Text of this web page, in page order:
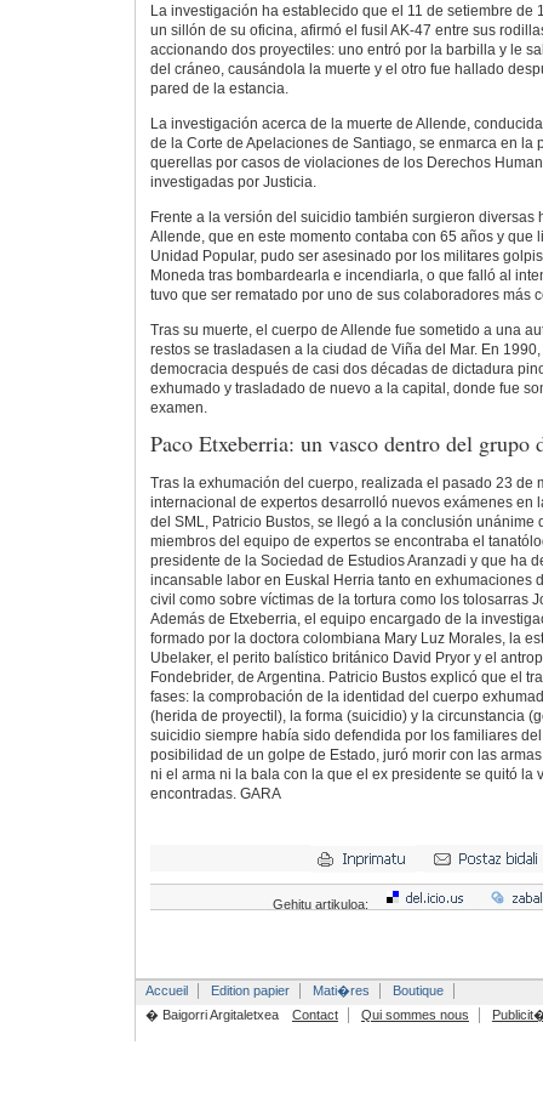
La investigación ha establecido que el 11 de setiembre de
un sillón de su oficina, afirmó el fusil AK-47 entre sus
accionando dos proyectiles: uno entró por la barbilla y le
del cráneo, causándola la muerte y el otro fue hallado
pared de la estancia.
La investigación acerca de la muerte de Allende,
de la Corte de Apelaciones de Santiago, se enmarca en la
querellas por casos de violaciones de los Derechos
investigadas por Justicia.
Frente a la versión del suicidio también surgieron diversas
Allende, que en este momento contaba con 65 años y que
Unidad Popular, pudo ser asesinado por los militares
Moneda tras bombardearla e incendiarla, o que falló al
tuvo que ser rematado por uno de sus colaboradores más
Tras su muerte, el cuerpo de Allende fue sometido a una
restos se trasladasen a la ciudad de Viña del Mar. En
democracia después de casi dos décadas de dictadura
exhumado y trasladado de nuevo a la capital, donde fue
examen.
Paco Etxeberria: un vasco dentro del grupo
Tras la exhumación del cuerpo, realizada el pasado 23 de
internacional de expertos desarrolló nuevos exámenes en
del SML, Patricio Bustos, se llegó a la conclusión unánime
miembros del equipo de expertos se encontraba el
presidente de la Sociedad de Estudios Aranzadi y que ha
incansable labor en Euskal Herria tanto en exhumaciones
civil como sobre víctimas de la tortura como los tolosarras
Además de Etxeberria, el equipo encargado de la
formado por la doctora colombiana Mary Luz Morales, la
Ubelaker, el perito balístico británico David Pryor y el
Fondebrider, de Argentina. Patricio Bustos explicó que el
fases: la comprobación de la identidad del cuerpo
(herida de proyectil), la forma (suicidio) y la circunstancia
suicidio siempre había sido defendida por los familiares
posibilidad de un golpe de Estado, juró morir con las
ni el arma ni la bala con la que el ex presidente se quitó la
encontradas. GARA
Gehitu artikuloa:
Accueil Edition papier Mati�res
Boutique
� Baigorri Argitaletxea
Contact Qui sommes nous